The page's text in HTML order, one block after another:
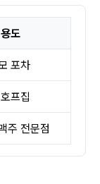
도
포차
프집
주 전문점